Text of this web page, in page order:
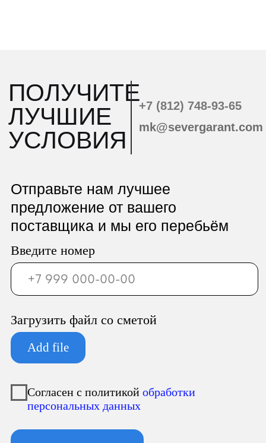
Юридический адрес:
196247, Санкт-Петербург г, вн.тер.г.
муниципальный округ
Новоизмайловское, пл. Конституции, д.
комната 2
Фактический адрес:
196247, Санкт-Петербург г, вн.тер.г.